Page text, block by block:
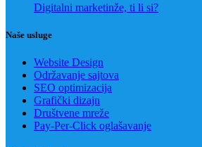
Digitalni marketinže, ti li si?
Naše usluge
Website Design
Održavanje sajtova
SEO optimizacija
Grafički dizajn
Društvene mreže
Pay-Per-Click oglašavanje